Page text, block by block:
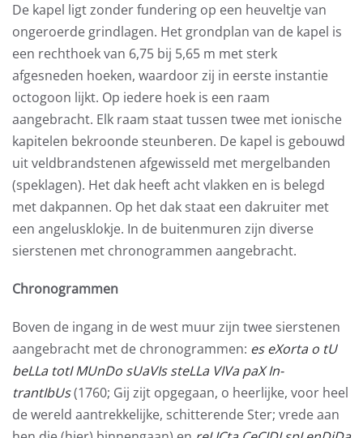
De kapel ligt zonder fundering op een heuveltje van
ongeroerde grindlagen. Het grondplan van de kapel is
een rechthoek van 6,75 bij 5,65 m met sterk
afgesneden hoeken, waardoor zij in eerste instantie
octogoon lijkt. Op iedere hoek is een raam
aangebracht. Elk raam staat tussen twee met ionische
kapitelen bekroonde steunberen. De kapel is gebouwd
uit veldbrandstenen afgewisseld met mergelbanden
(speklagen). Het dak heeft acht vlakken en is belegd
met dakpannen. Op het dak staat een dakruiter met
een angelusklokje. In de buitenmuren zijn diverse
sierstenen met chronogrammen aangebracht.
Chronogrammen
Boven de ingang in de west muur zijn twee sierstenen
aangebracht met de chronogrammen: es eXorta o tU
beLLa totI MUnDo sUaVIs steLLa VIVa paX In-
trantIbUs(1760; Gij zijt opgegaan, o heerlijke, voor heel
de wereld aantrekkelijke, schitterende Ster; vrede aan